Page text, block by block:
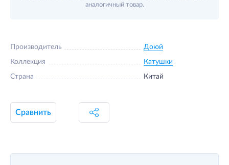
аналогичный товар.
Производитель Доюй
Коллекция Катушки
Страна Китай
Сравнить